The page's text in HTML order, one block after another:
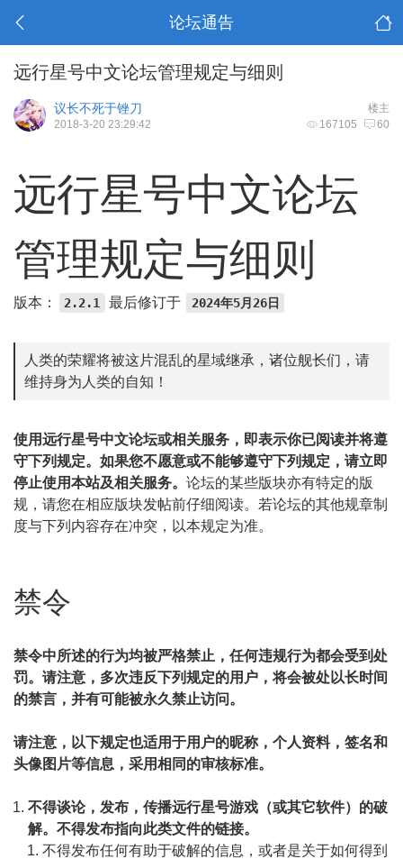
论坛通告
远行星号中文论坛管理规定与细则
楼主
议长不死于锉刀
167105 60
2018-3-20 23:29:42
远行星号中文论坛
管理规定与细则
版本： 2.2.1 最后修订于 2024年5月26日
人类的荣耀将被这片混乱的星域继承，诸位舰长们，请
维持身为人类的自知！
使用远行星号中文论坛或相关服务，即表示你已阅读并将遵
守下列规定。如果您不愿意或不能够遵守下列规定，请立即
停止使用本站及相关服务。 论坛的某些版块亦有特定的版
规，请您在相应版块发帖前仔细阅读。若论坛的其他规章制
度与下列内容存在冲突，以本规定为准。
禁令
禁令中所述的行为均被严格禁止，任何违规行为都会受到处
罚。请注意，多次违反下列规定的用户，将会被处以长时间
的禁言，并有可能被永久禁止访问。
请注意，以下规定也适用于用户的昵称，个人资料，签名和
头像图片等信息，采用相同的审核标准。
不得谈论，发布，传播远行星号游戏（或其它软件）的破
解。不得发布指向此类文件的链接。
不得发布任何有助于破解的信息，或者是关于如何得到